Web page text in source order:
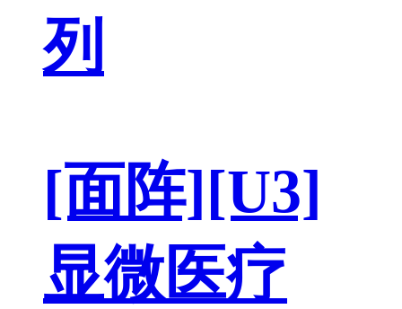
列
[面阵][U3]
显微医疗